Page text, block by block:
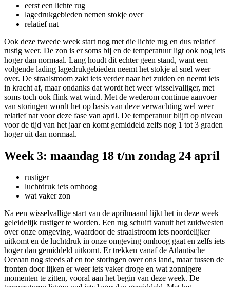
eerst een lichte rug
lagedrukgebieden nemen stokje over
relatief nat
Ook deze tweede week start nog met die lichte rug en dus relatief
rustig weer. De zon is er soms bij en de temperatuur ligt ook nog iets
hoger dan normaal. Lang houdt dit echter geen stand, want een
volgende lading lagedrukgebieden neemt het stokje al snel weer
over. De straalstroom zakt iets verder naar het zuiden en neemt iets
in kracht af, maar ondanks dat wordt het weer wisselvalliger, met
soms toch ook flink wat wind. Met de wederom continue aanvoer
van storingen wordt het op basis van deze verwachting wel weer
relatief nat voor deze fase van april. De temperatuur blijft op niveau
voor de tijd van het jaar en komt gemiddeld zelfs nog 1 tot 3 graden
hoger uit dan normaal.
Week 3: maandag 18 t/m zondag 24 april
rustiger
luchtdruk iets omhoog
wat vaker zon
Na een wisselvallige start van de aprilmaand lijkt het in deze week
geleidelijk rustiger te worden. Een rug schuift vanuit het zuidwesten
over onze omgeving, waardoor de straalstroom iets noordelijker
uitkomt en de luchtdruk in onze omgeving omhoog gaat en zelfs iets
hoger dan gemiddeld uitkomt. Er trekken vanaf de Atlantische
Oceaan nog steeds af en toe storingen over ons land, maar tussen de
fronten door lijken er weer iets vaker droge en wat zonnigere
momenten te zitten, vooral aan het begin van deze week. De